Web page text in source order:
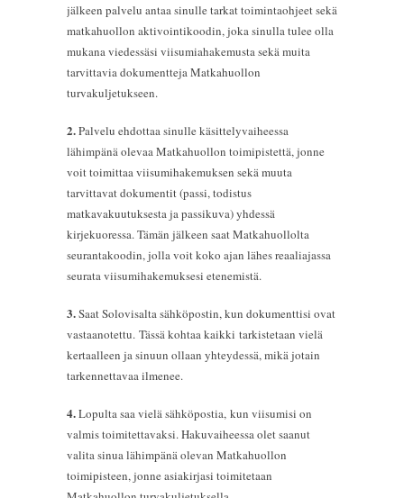
jälkeen palvelu antaa sinulle tarkat toimintaohjeet sekä
matkahuollon aktivointikoodin, joka sinulla tulee olla
mukana viedessäsi viisumiahakemusta sekä muita
tarvittavia dokumentteja Matkahuollon
turvakuljetukseen.
2.Palvelu ehdottaa sinulle käsittelyvaiheessa
lähimpänä olevaa Matkahuollon toimipistettä, jonne
voit toimittaa viisumihakemuksen sekä muuta
tarvittavat dokumentit (passi, todistus
matkavakuutuksesta ja passikuva) yhdessä
kirjekuoressa. Tämän jälkeen saat Matkahuollolta
seurantakoodin, jolla voit koko ajan lähes reaaliajassa
seurata viisumihakemuksesi etenemistä.
3.Saat Solovisalta sähköpostin, kun dokumenttisi ovat
vastaanotettu. Tässä kohtaa kaikki tarkistetaan vielä
kertaalleen ja sinuun ollaan yhteydessä, mikä jotain
tarkennettavaa ilmenee.
4.Lopulta saa vielä sähköpostia, kun viisumisi on
valmis toimitettavaksi. Hakuvaiheessa olet saanut
valita sinua lähimpänä olevan Matkahuollon
toimipisteen, jonne asiakirjasi toimitetaan